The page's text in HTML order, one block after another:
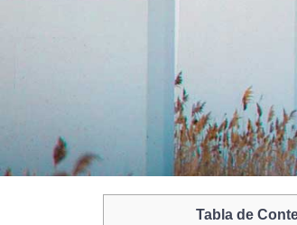
Tabla de